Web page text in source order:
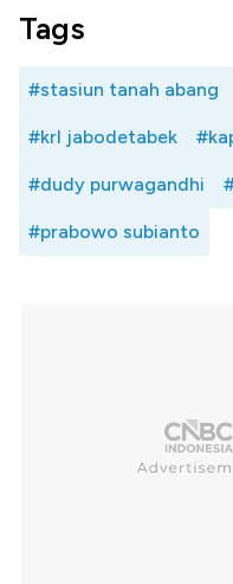
Tags
#stasiun tanah abang
#krl jabodetabek
#dudy purwagandhi
#prabowo subianto